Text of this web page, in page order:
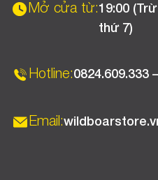
Mở cửa từ:19:00 (Trừ
thứ 7)
Hotline:0824.609.333
Email: